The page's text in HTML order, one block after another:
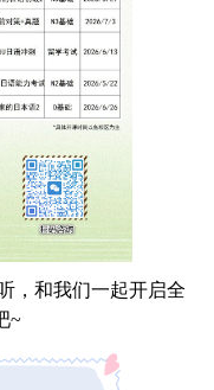
，和我们一起开启全
~